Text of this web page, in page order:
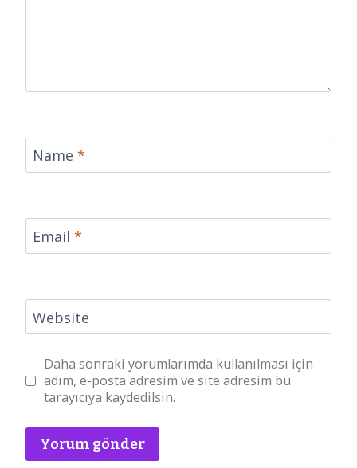
Name *
Email *
Website
Daha sonraki yorumlarımda kullanılması için
adım, e-posta adresim ve site adresim bu
tarayıcıya kaydedilsin.